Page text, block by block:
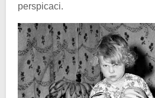
perspicaci.